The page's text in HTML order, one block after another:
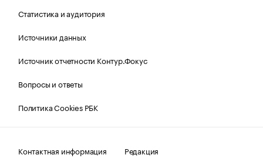
Статистика и аудитория
Источники данных
Источник отчетности Контур.Фокус
Вопросы и ответы
Политика Cookies РБК
Контактная информация Редакция